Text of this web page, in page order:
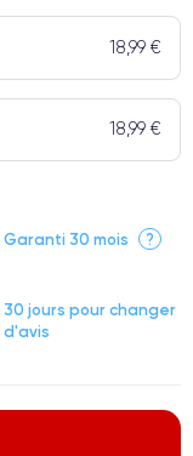
Garanti 30 mois ?
30 jours pour changer
d'avis
18,99 €
18,99 €